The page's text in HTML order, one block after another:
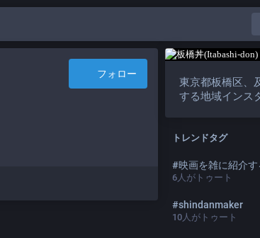
フォロー
東京都板橋区、
する地域インス
トレンドタグ
#映画を雑に紹介す
6人がトゥート
#shindanmaker
10人がトゥート